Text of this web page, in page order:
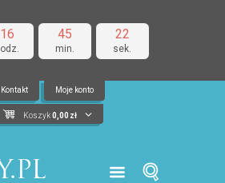
16 45
min.
21
sek.
Kontakt Moje konto
Koszyk 0,00 zł